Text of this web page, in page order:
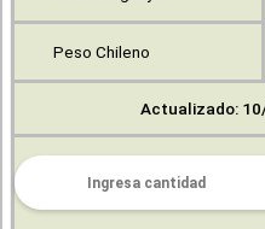
Peso Chileno
Actualizado: